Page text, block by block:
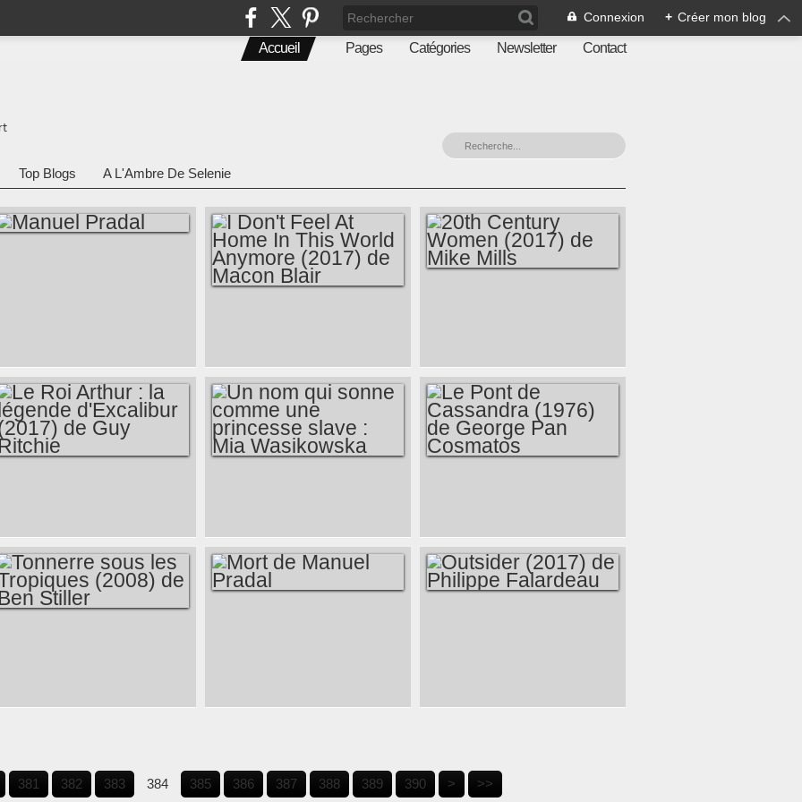
Connexion + Créer mon blog
Accueil Pages Catégories Newsletter Contact
Top Blogs A L'Ambre De Selenie
HOME IN THIS
WORLD ANYMORE
(2017) DE MACON
BLAIR
MIKE MILLS
LA LÉGENDE
D'EXCALIBUR
(2017) DE GUY
RITCHIE
SONNE COMME
UNE PRINCESSE
SLAVE : MIA
CASSANDRA (1976)
DE GEORGE PAN
COSMATOS
(2008) DE BEN
381 382 383 384 385 386 387 388 389 390 400
500
600
> >>